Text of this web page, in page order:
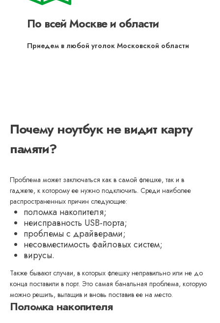
По всей Москве и области
Приедем в любой уголок Московской области
Почему ноутбук не видит карту
памяти?
Проблема может заключаться как в самой флешке, так и в
гаджете, к которому ее нужно подключить. Среди наиболее
распространенных причин следующие:
поломка накопителя;
неисправность USB-порта;
проблемы с драйверами;
несовместимость файловых систем;
вирусы.
Также бывают случаи, в которых флешку неправильно или не до
конца поставили в порт. Это самая банальная проблема, которую
можно решить, вытащив и вновь поставив ее на место.
Поломка накопителя